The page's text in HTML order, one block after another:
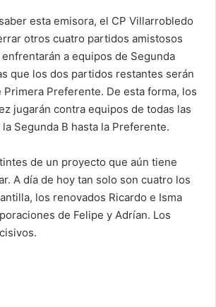
esta emisora, el CP Villarrobledo
otros cuatro partidos amistosos
a equipos de Segunda
que los dos partidos restantes serán
Preferente. De esta forma, los
jugarán contra equipos de todas las
Segunda B hasta la Preferente.
de un proyecto que aún tiene
A día de hoy tan solo son cuatro los
los renovados Ricardo e Isma
de Felipe y Adrían. Los